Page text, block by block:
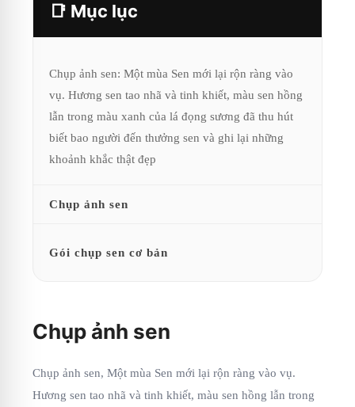
📑 Mục lục
Chụp ảnh sen: Một mùa Sen mới lại rộn ràng vào
vụ. Hương sen tao nhã và tinh khiết, màu sen hồng
lẫn trong màu xanh của lá đọng sương đã thu hút
biết bao người đến thưởng sen và ghi lại những
khoảnh khắc thật đẹp
Chụp ảnh sen
Gói chụp sen cơ bản
Chụp ảnh sen
Chụp ảnh sen, Một mùa Sen mới lại rộn ràng vào vụ.
Hương sen tao nhã và tinh khiết, màu sen hồng lẫn trong